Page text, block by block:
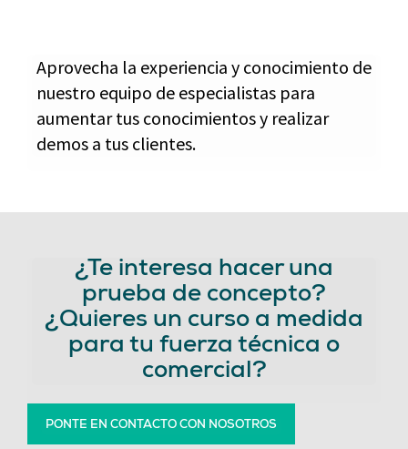
Aprovecha la experiencia y conocimiento de
nuestro equipo de especialistas para
aumentar tus conocimientos y realizar
demos a tus clientes.
¿Te interesa hacer una
prueba de concepto?
¿Quieres un curso a medida
para tu fuerza técnica o
comercial?
PONTE EN CONTACTO CON NOSOTROS